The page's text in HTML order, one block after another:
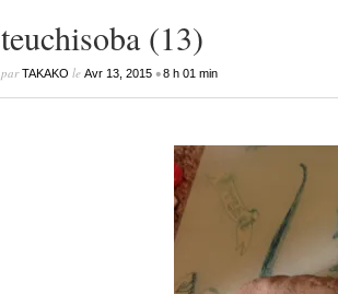
teuchisoba (13)
parTAKAKO le Avr 13, 2015•8 h 01 min